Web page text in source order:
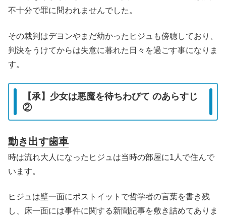
不十分で罪に問われませんでした。
その裁判はデヨンやまだ幼かったヒジュも傍聴しており、
判決をうけてからは失意に暮れた日々を過ごす事になりま
す。
【承】少女は悪魔を待ちわびて のあらすじ
②
動き出す歯車
時は流れ大人になったヒジュは当時の部屋に1人で住んで
います。
ヒジュは壁一面にポストイットで哲学者の言葉を書き残
し、床一面には事件に関する新聞記事を敷き詰めてありま